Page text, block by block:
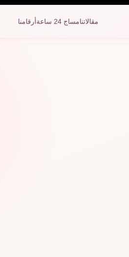
مقالاتنامساج 24 ساعة أرقامنا